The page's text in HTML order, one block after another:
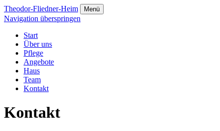
Theodor-Fliedner-Heim Menü
Navigation überspringen
Start
Über uns
Pflege
Angebote
Haus
Team
Kontakt
Kontakt